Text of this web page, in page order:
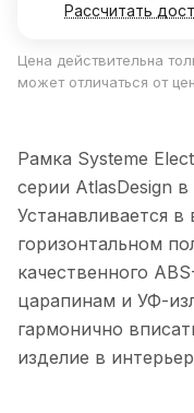
Рассчитать
Цена действительна
может отличаться от
Рамка Systeme
серии AtlasDesign
Устанавливается
горизонтальном
качественного
царапинам и УФ-
гармонично
изделие в